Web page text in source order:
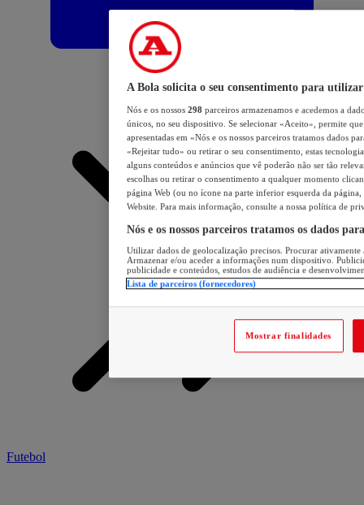
Futebol
A Bola solicita o seu consentimento para utilizar
Nós e os nossos 298 parceiros armazenamos e acedemos a
únicos, no seu dispositivo. Se selecionar «Aceito», permite
apresentadas em «Nós e os nossos parceiros tratamos dados
«Rejeitar tudo» ou retirar o seu consentimento, estas
alguns conteúdos e anúncios que vê poderão não ser tão
escolhas ou retirar o consentimento a qualquer momento
página Web (ou no ícone na parte inferior esquerda da página,
Website. Para mais informação, consulte a nossa política de
Nós e os nossos parceiros tratamos os dados
Utilizar dados de geolocalização precisos. Procurar
Armazenar e/ou aceder a informações num dispositivo.
publicidade e conteúdos, estudos de audiência e
Lista de parceiros (fornecedores)
Mostrar finalidades